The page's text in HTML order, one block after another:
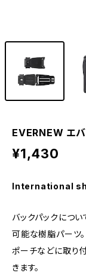
EVERNEW エ
¥1,430
International
バックパックにつ
可能な樹脂パーツ。
ポーチなどに取り
きます。